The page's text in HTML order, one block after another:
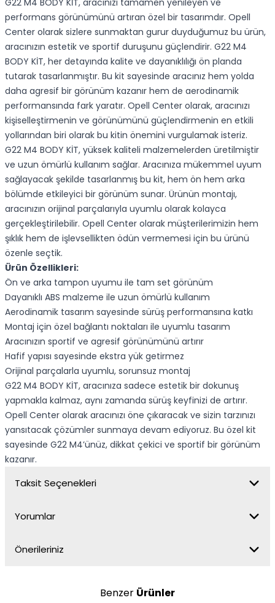
G22 M4 BODY KİT, aracınızı tamamen yenileyen ve
performans görünümünü artıran özel bir tasarımdır. Opell
Center olarak sizlere sunmaktan gurur duyduğumuz bu ürün,
aracınızın estetik ve sportif duruşunu güçlendirir. G22 M4
BODY KİT, her detayında kalite ve dayanıklılığı ön planda
tutarak tasarlanmıştır. Bu kit sayesinde aracınız hem yolda
daha agresif bir görünüm kazanır hem de aerodinamik
performansında fark yaratır. Opell Center olarak, aracınızı
kişiselleştirmenin ve görünümünü güçlendirmenin en etkili
yollarından biri olarak bu kitin önemini vurgulamak isteriz.
G22 M4 BODY KİT, yüksek kaliteli malzemelerden üretilmiştir
ve uzun ömürlü kullanım sağlar. Aracınıza mükemmel uyum
sağlayacak şekilde tasarlanmış bu kit, hem ön hem arka
bölümde etkileyici bir görünüm sunar. Ürünün montajı,
aracınızın orijinal parçalarıyla uyumlu olarak kolayca
gerçekleştirilebilir. Opell Center olarak müşterilerimizin hem
şıklık hem de işlevsellikten ödün vermemesi için bu ürünü
özenle seçtik.
Ürün Özellikleri:
Ön ve arka tampon uyumu ile tam set görünüm
Dayanıklı ABS malzeme ile uzun ömürlü kullanım
Aerodinamik tasarım sayesinde sürüş performansına katkı
Montaj için özel bağlantı noktaları ile uyumlu tasarım
Aracınızın sportif ve agresif görünümünü artırır
Hafif yapısı sayesinde ekstra yük getirmez
Orijinal parçalarla uyumlu, sorunsuz montaj
G22 M4 BODY KİT, aracınıza sadece estetik bir dokunuş
yapmakla kalmaz, aynı zamanda sürüş keyfinizi de artırır.
Opell Center olarak aracınızı öne çıkaracak ve sizin tarzınızı
yansıtacak çözümler sunmaya devam ediyoruz. Bu özel kit
sayesinde G22 M4’ünüz, dikkat çekici ve sportif bir görünüm
kazanır.
Taksit Seçenekleri
Yorumlar
Önerileriniz
Benzer Ürünler